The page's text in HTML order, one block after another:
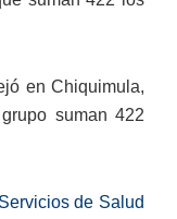
en Chiquimula,
suman 422
de Salud